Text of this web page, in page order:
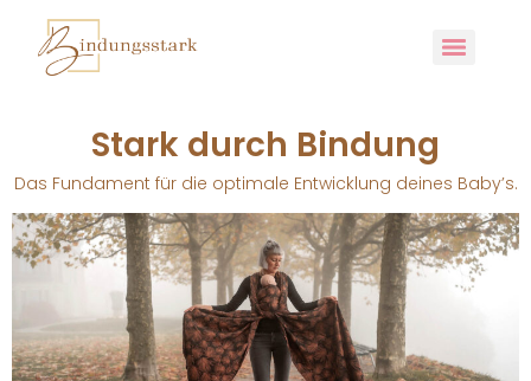
Stark durch Bindung
Das Fundament für die optimale Entwicklung deines Baby’s.